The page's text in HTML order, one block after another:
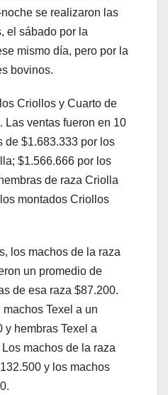
se realizaron las
el sábado por la
mismo día, pero por la
bovinos.
Criollos y Cuarto de
Las ventas fueron en 10
de $1.683.333 por los
$1.566.666 por los
de raza Criolla
montados Criollos
los machos de la raza
un promedio de
de esa raza $87.200.
Texel a un
y hembras Texel a
machos de la raza
y los machos